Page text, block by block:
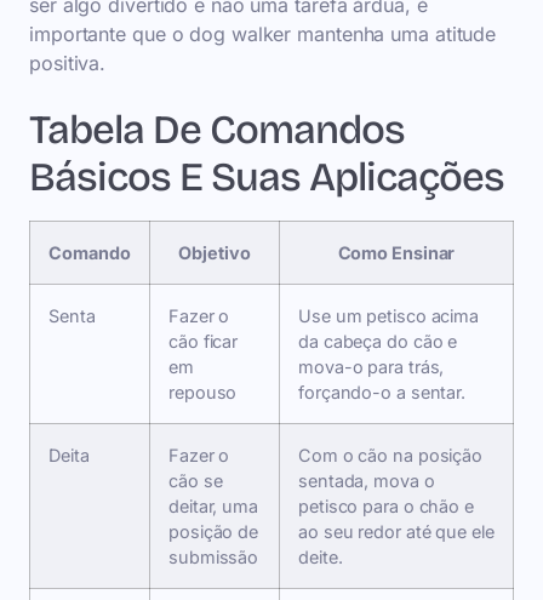
ser algo divertido e não uma tarefa árdua, é
importante que o dog walker mantenha uma atitude
positiva.
Tabela De Comandos
Básicos E Suas Aplicações
Comando Objetivo Como Ensinar
Senta
Fazer o
cão ficar
em
repouso
Use um petisco acima
da cabeça do cão e
mova-o para trás,
forçando-o a sentar.
Deita
Fazer o
cão se
deitar, uma
posição de
submissão
Com o cão na posição
sentada, mova o
petisco para o chão e
ao seu redor até que ele
deite.